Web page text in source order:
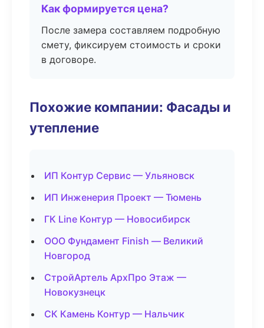
Как формируется цена?
После замера составляем подробную
смету, фиксируем стоимость и сроки
в договоре.
Похожие компании: Фасады и
утепление
ИП Контур Сервис — Ульяновск
ИП Инженерия Проект — Тюмень
ГК Line Контур — Новосибирск
ООО Фундамент Finish — Великий
Новгород
СтройАртель АрхПро Этаж —
Новокузнецк
СК Камень Контур — Нальчик